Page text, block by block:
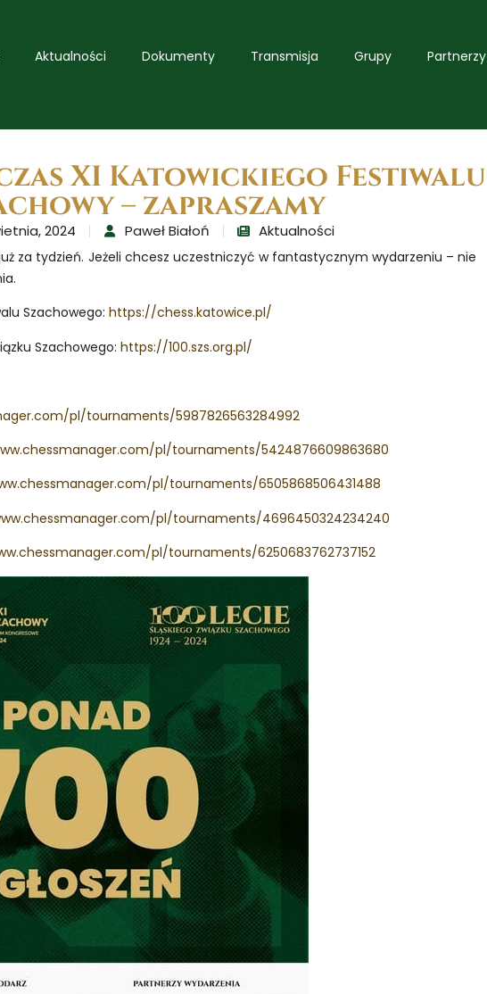
Aktualności Dokumenty Transmisja Grupy Partnerzy
XI Katowickiego Festiwalu
– zapraszamy
2024 Paweł Białoń Aktualności
za tydzień. Jeżeli chcesz uczestniczyć w fantastycznym wydarzeniu – nie
Szachowego: https://chess.katowice.pl/
Szachowego: https://100.szs.org.pl/
pl/tournaments/5987826563284992
pl/tournaments/5424876609863680
pl/tournaments/6505868506431488
pl/tournaments/4696450324234240
pl/tournaments/6250683762737152